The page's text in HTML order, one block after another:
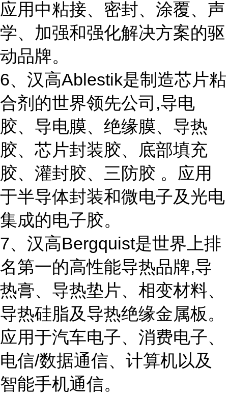
应用中粘接、密封、涂覆、声
学、加强和强化解决方案的驱
动品牌。
6、汉高Ablestik是制造芯片粘
合剂的世界领先公司,导电
胶、导电膜、绝缘膜、导热
胶、芯片封装胶、底部填充
胶、灌封胶、三防胶 。应用
于半导体封装和微电子及光电
集成的电子胶。
7、汉高Bergquist是世界上排
名第一的高性能导热品牌,导
热膏、导热垫片、相变材料、
导热硅脂及导热绝缘金属板。
应用于汽车电子、消费电子、
电信/数据通信、计算机以及
智能手机通信。